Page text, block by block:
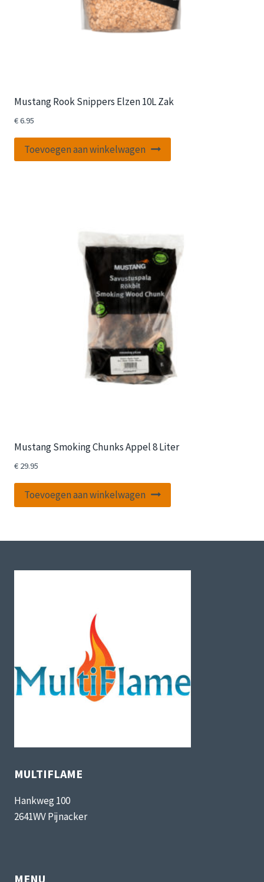
Mustang Rook Snippers Elzen 10L Zak
€6.95
Toevoegen aan winkelwagen
Mustang Smoking Chunks Appel 8 Liter
€ 29.95
Toevoegen aan winkelwagen
MULTIFLAME
Hankweg 100
2641WV Pijnacker
MENU